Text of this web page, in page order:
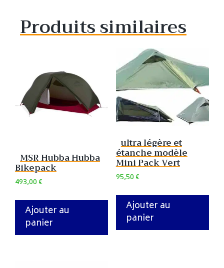
Produits similaires
MSR Hubba Hubba
Bikepack
493,00€
Ajouter au
panier
ultra légère et
étanche modèle
Mini Pack Vert
95,50€
Ajouter au
panier